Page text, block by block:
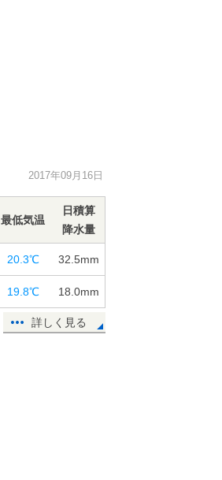
2017年09月16日
最低気温
日積算
降水量
20.3℃ 32.5mm
19.8℃ 18.0mm
詳しく見る